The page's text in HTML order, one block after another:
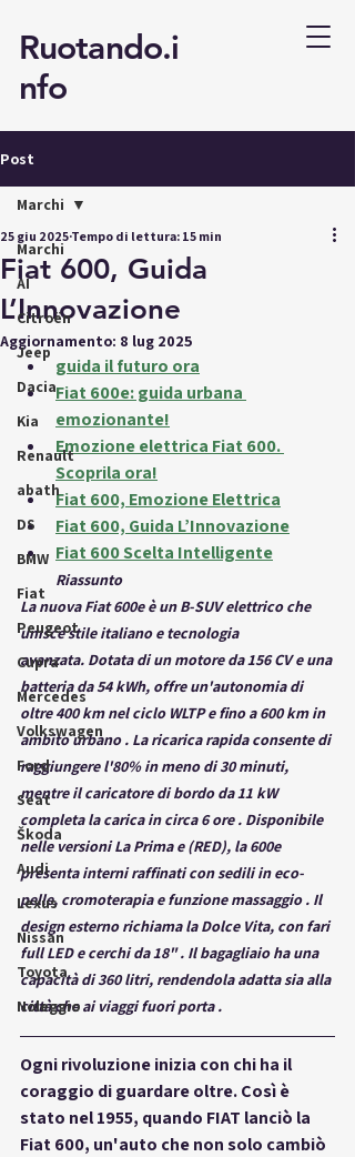
Ruotando.i
nfo
Post
Marchi
AI
Citroën
Jeep
Dacia
Kia
Renault
abath
DS
BMW
Fiat
Peugeot
Cupra
Mercedes
Volkswagen
Ford
Seat
Škoda
Audi
Lexus
Nissan
Toyota
Noleggio
Marchi
Fiat 600, Guida
L’Innovazione
25 giu 2025Tempo di lettura: 15 min
Aggiornamento: 8 lug 2025
guida il futuro ora
Fiat 600e: guida urbana
emozionante!
Emozione elettrica Fiat 600.
Scoprila ora!
Fiat 600, Emozione Elettrica
Fiat 600, Guida L’Innovazione
Fiat 600 Scelta Intelligente
Riassunto
La nuova Fiat 600e è un B-SUV elettrico che
unisce stile italiano e tecnologia
avanzata. Dotata di un motore da 156 CV e una
batteria da 54 kWh, offre un'autonomia di
oltre 400 km nel ciclo WLTP e fino a 600 km in
ambito urbano . La ricarica rapida consente di
raggiungere l'80% in meno di 30 minuti,
mentre il caricatore di bordo da 11 kW
completa la carica in circa 6 ore . Disponibile
nelle versioni La Prima e (RED), la 600e
presenta interni raffinati con sedili in eco-
pelle, cromoterapia e funzione massaggio . Il
design esterno richiama la Dolce Vita, con fari
full LED e cerchi da 18" . Il bagagliaio ha una
capacità di 360 litri, rendendola adatta sia alla
città che ai viaggi fuori porta .
Ogni rivoluzione inizia con chi ha il
coraggio di guardare oltre. Così è
stato nel 1955, quando FIAT lanciò la
Fiat 600, un'auto che non solo cambiò